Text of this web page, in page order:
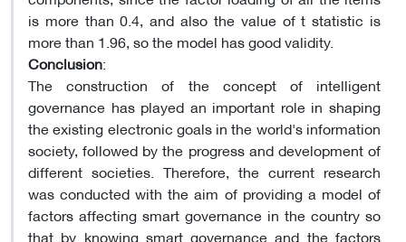
is more than 0.4, and also the value of t statistic is
more than 1.96, so the model has good validity.
Conclusion:
The construction of the concept of intelligent
governance has played an important role in shaping
the existing electronic goals in the world's information
society, followed by the progress and development of
different societies. Therefore, the current research
was conducted with the aim of providing a model of
factors affecting smart governance in the country so
that by knowing smart governance and the factors